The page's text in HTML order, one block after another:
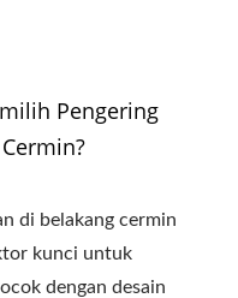
Pengering
di belakang cermin
kunci untuk
dengan desain